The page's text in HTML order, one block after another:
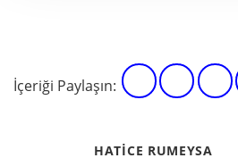
İçeriği Paylaşın:
HATICE RUMEYSA